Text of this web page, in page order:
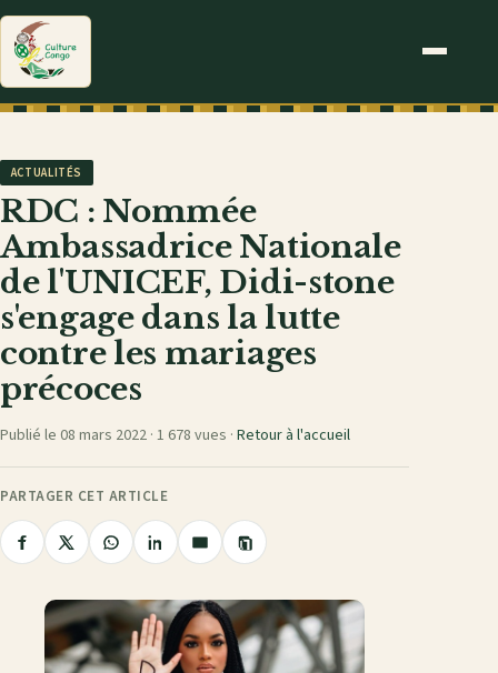
ACTUALITÉS
RDC : Nommée
Ambassadrice Nationale
de l'UNICEF, Didi-stone
s'engage dans la lutte
contre les mariages
précoces
Publié le 08 mars 2022 · 1 678 vues · Retour à l'accueil
PARTAGER CET ARTICLE
Partager
Facebook
Partager
X
Partager
WhatsApp
Partager
LinkedIn
Partager
e-
mail
Copier
le